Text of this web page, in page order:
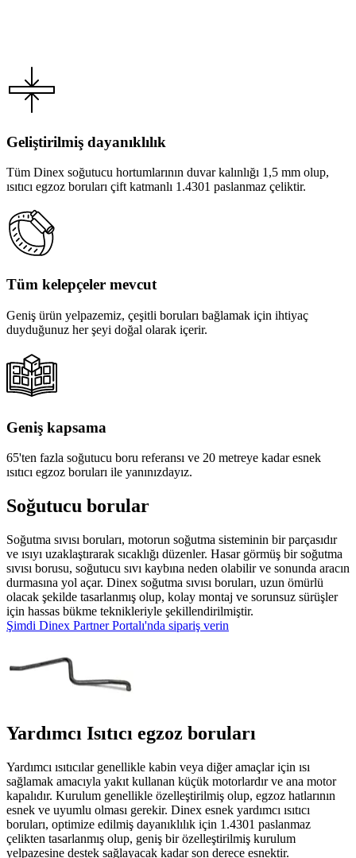
Geliştirilmiş dayanıklılık
Tüm Dinex soğutucu hortumlarının duvar kalınlığı 1,5 mm olup,
ısıtıcı egzoz boruları çift katmanlı 1.4301 paslanmaz çeliktir.
Tüm kelepçeler mevcut
Geniş ürün yelpazemiz, çeşitli boruları bağlamak için ihtiyaç
duyduğunuz her şeyi doğal olarak içerir.
Geniş kapsama
65'ten fazla soğutucu boru referansı ve 20 metreye kadar esnek
ısıtıcı egzoz boruları ile yanınızdayız.
Soğutucu borular
Soğutma sıvısı boruları, motorun soğutma sisteminin bir parçasıdır
ve ısıyı uzaklaştırarak sıcaklığı düzenler. Hasar görmüş bir soğutma
sıvısı borusu, soğutucu sıvı kaybına neden olabilir ve sonunda aracın
durmasına yol açar. Dinex soğutma sıvısı boruları, uzun ömürlü
olacak şekilde tasarlanmış olup, kolay montaj ve sorunsuz sürüşler
için hassas bükme teknikleriyle şekillendirilmiştir.
Şimdi Dinex Partner Portalı'nda sipariş verin
Yardımcı Isıtıcı egzoz boruları
Yardımcı ısıtıcılar genellikle kabin veya diğer amaçlar için ısı
sağlamak amacıyla yakıt kullanan küçük motorlardır ve ana motor
kapalıdır. Kurulum genellikle özelleştirilmiş olup, egzoz hatlarının
esnek ve uyumlu olması gerekir. Dinex esnek yardımcı ısıtıcı
boruları, optimize edilmiş dayanıklılık için 1.4301 paslanmaz
çelikten tasarlanmış olup, geniş bir özelleştirilmiş kurulum
yelpazesine destek sağlayacak kadar son derece esnektir.